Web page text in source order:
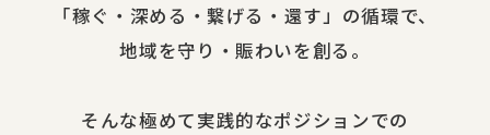
​「稼ぐ・​深める​・繋げる・還す」の​循環で、​
地域を​守り・​賑わいを​創る。
​そんな​極めて​実践的な​ポジションでの​